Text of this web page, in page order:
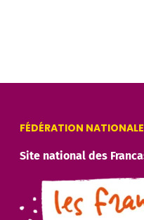
FÉDÉRATION
Site national des